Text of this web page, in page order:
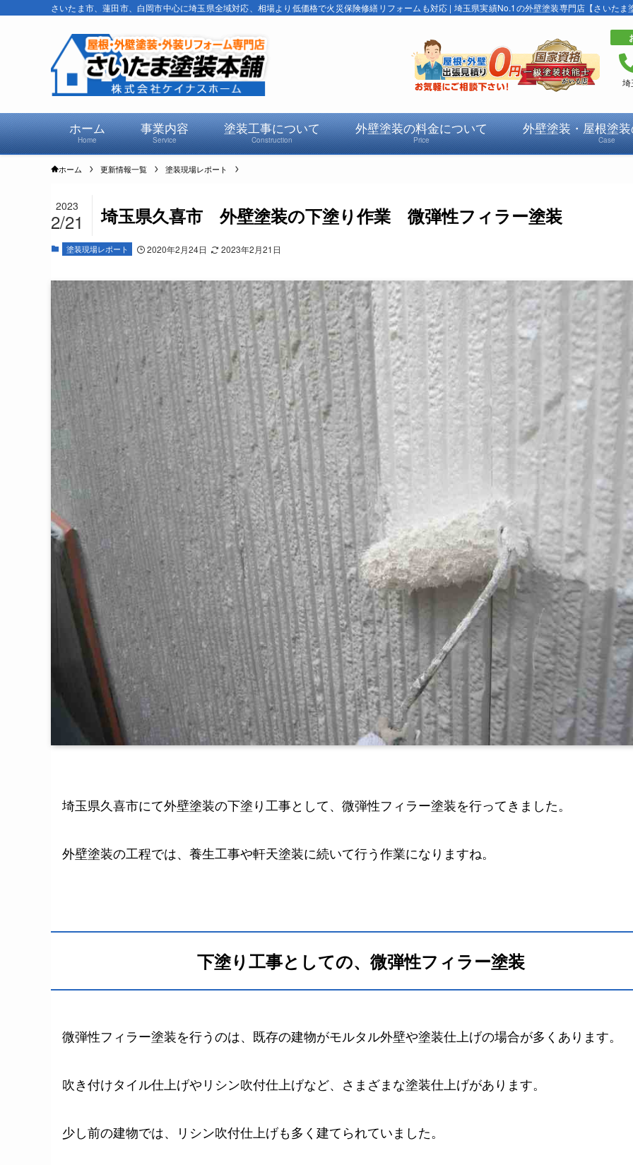
さいたま市、蓮田市、白岡市中心に埼玉県全域対応、相場より低価格で火災保険修繕リフォームも対応 | 埼玉県実績No.1の外壁塗装専門店【さいたま
ホーム
Home
事業内容
Service
塗装工事について
Construction
外壁塗装の料金について
Price
外壁塗装・屋根塗
Case
ホーム 更新情報一覧 塗装現場レポート
埼玉県久喜市 外壁塗装の下塗り作業 微弾性フィラー塗装
2023
2/21
塗装現場レポート 2020年2月24日 2023年2月21日
埼玉県久喜市にて外壁塗装の下塗り工事として、微弾性フィラー塗装を行ってきました。
外壁塗装の工程では、養生工事や軒天塗装に続いて行う作業になりますね。
下塗り工事としての、微弾性フィラー塗装
微弾性フィラー塗装を行うのは、既存の建物がモルタル外壁や塗装仕上げの場合が多くあります。
吹き付けタイル仕上げやリシン吹付仕上げなど、さまざまな塗装仕上げがあります。
少し前の建物では、リシン吹付仕上げも多く建てられていました。